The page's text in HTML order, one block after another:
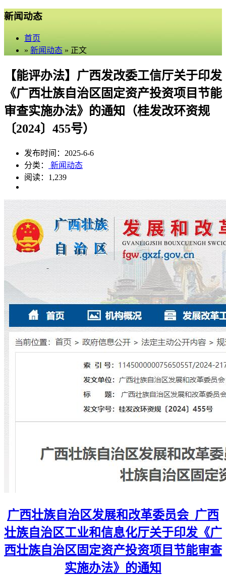
新闻动态
首页
» 新闻动态 » 正文
【能评办法】广西发改委工信厅关于印发
《广西壮族自治区固定资产投资项目节能
审查实施办法》的通知（桂发改环资规
〔2024〕455号）
发布时间：2025-6-6
分类：
新闻动态
阅读：1,239
广西壮族自治区发展和改革委员会 广西
壮族自治区工业和信息化厅关于印发《广
西壮族自治区固定资产投资项目节能审查
实施办法》的通知